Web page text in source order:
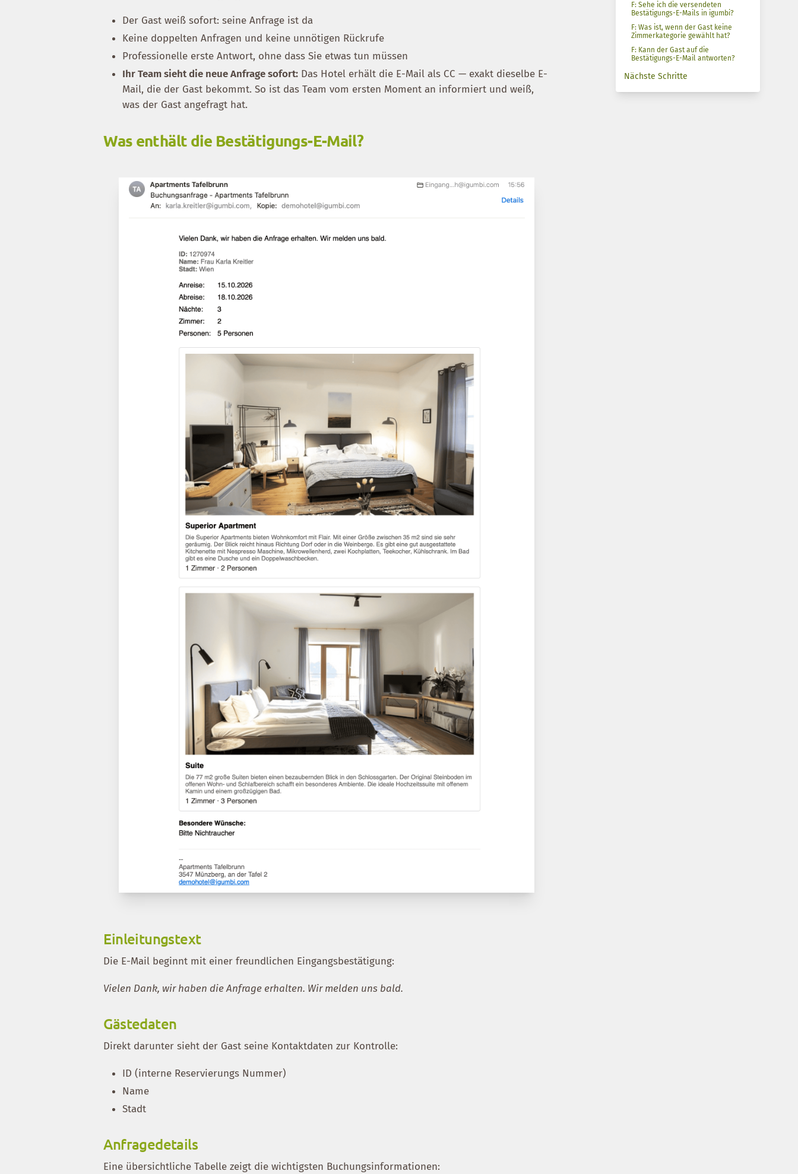
Der Gast weiß sofort: seine Anfrage ist da
Keine doppelten Anfragen und keine unnötigen Rückrufe
Professionelle erste Antwort, ohne dass Sie etwas tun müssen
Ihr Team sieht die neue Anfrage sofort: Das Hotel erhält die E-Mail als CC — exakt dieselbe E-
Mail, die der Gast bekommt. So ist das Team vom ersten Moment an informiert und weiß,
was der Gast angefragt hat.
Was enthält die Bestätigungs-E-Mail?
Einleitungstext
Die E-Mail beginnt mit einer freundlichen Eingangsbestätigung:
Vielen Dank, wir haben die Anfrage erhalten. Wir melden uns bald.
Gästedaten
Direkt darunter sieht der Gast seine Kontaktdaten zur Kontrolle:
ID (interne Reservierungs Nummer)
Name
Stadt
Anfragedetails
Eine übersichtliche Tabelle zeigt die wichtigsten Buchungsinformationen:
F: Sehe ich die versendeten
Bestätigungs-E-Mails in igumbi?
F: Was ist, wenn der Gast keine
Zimmerkategorie gewählt hat?
F: Kann der Gast auf die
Bestätigungs-E-Mail antworten?
Nächste Schritte